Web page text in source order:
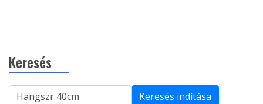
Keresés
Keresés indítása